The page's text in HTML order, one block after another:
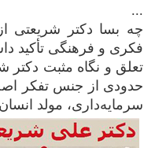
...
چه بسا دکتر شریعتی
فکری و فرهنگی تأکید
تعلق و نگاه مثبت دکتر
حدودی از جنس تفکر
سرمایه‌داری، مولد